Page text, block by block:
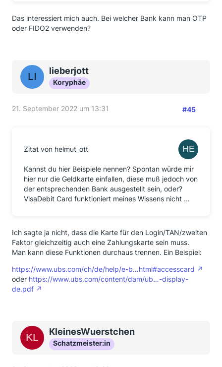
Das interessiert mich auch. Bei welcher Bank kann man OTP
oder FIDO2 verwenden?
lieberjott
Koryphäe
21. September 2022 um 13:31 #45
Zitat von helmut_ott
Kannst du hier Beispiele nennen? Spontan würde mir
hier nur die Geldkarte einfallen, diese muß jedoch von
der entsprechenden Bank ausgestellt sein, oder?
VisaDebit Card funktioniert meines Wissens nicht ...
Ich sagte ja nicht, dass die Karte für den Login/TAN/zweiten
Faktor gleichzeitig auch eine Zahlungskarte sein muss.
Man kann diese Funktionen durchaus trennen. Ein Beispiel:
https://www.ubs.com/ch/de/help/e-b…html#accesscard
oder https://www.ubs.com/content/dam/ub…-display-
de.pdf
KleinesWuerstchen
Schatzmeister:in